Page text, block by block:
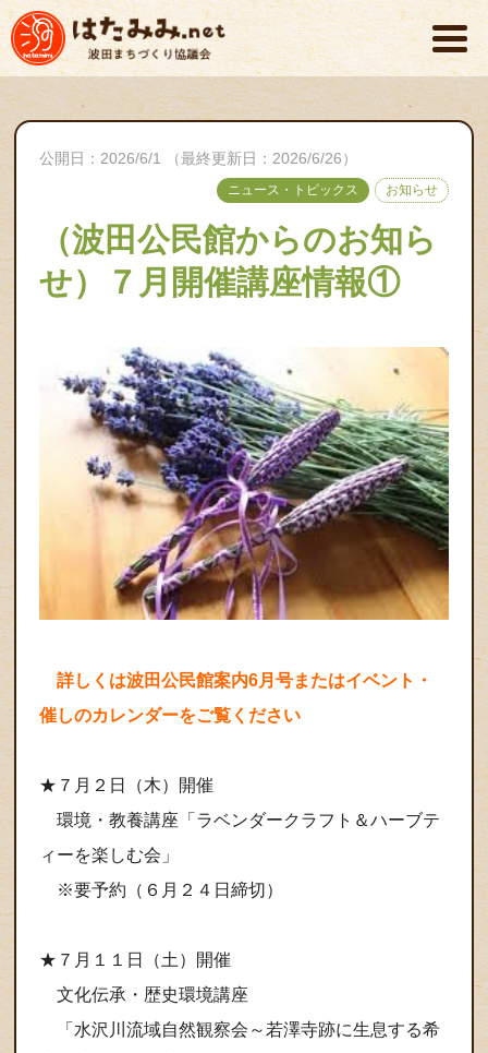
公開日：2026/6/1 （最終更新日：2026/6/26）
ニュース・トピックス お知らせ
（波田公民館からのお知ら
せ）７月開催講座情報①
詳しくは波田公民館案内6月号またはイベント・
催しのカレンダーをご覧ください
★７月２日（木）開催
環境・教養講座「ラベンダークラフト＆ハーブテ
ィーを楽しむ会」
※要予約（６月２４日締切）
★７月１１日（土）開催
文化伝承・歴史環境講座
「水沢川流域自然観察会～若澤寺跡に生息する希